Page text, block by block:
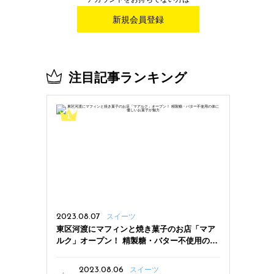
新規会員登録
注目記事ランキング
2023.08.07 スイーツ
東区河渡にマフィンと焼き菓子のお店「マア
ルク」オープン！ 精製糖・バター不使用の体
2023.08.06
スイーツ